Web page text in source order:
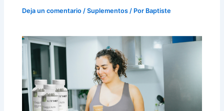
Deja un comentario /Suplementos / Por Baptiste